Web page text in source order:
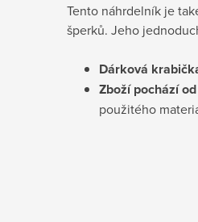
Tento náhrdelník je
šperků. Jeho
Dárková
Zboží pochází
použitého